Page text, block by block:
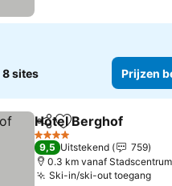
8 sites Prijzen
DelenToevoegen aan
Hotel Berghof
4 Sterren
9,5 Uitstekend
759
0.3 km vanaf Stadscentrum
Ski-in/ski-out toegang